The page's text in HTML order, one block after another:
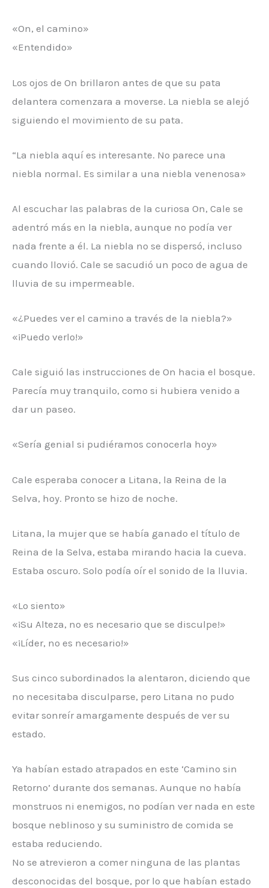
«On, el camino»
«Entendido»
Los ojos de On brillaron antes de que su pata
delantera comenzara a moverse. La niebla se alejó
siguiendo el movimiento de su pata.
“La niebla aquí es interesante. No parece una
niebla normal. Es similar a una niebla venenosa»
Al escuchar las palabras de la curiosa On, Cale se
adentró más en la niebla, aunque no podía ver
nada frente a él. La niebla no se dispersó, incluso
cuando llovió. Cale se sacudió un poco de agua de
lluvia de su impermeable.
«¿Puedes ver el camino a través de la niebla?»
«¡Puedo verlo!»
Cale siguió las instrucciones de On hacia el bosque.
Parecía muy tranquilo, como si hubiera venido a
dar un paseo.
«Sería genial si pudiéramos conocerla hoy»
Cale esperaba conocer a Litana, la Reina de la
Selva, hoy. Pronto se hizo de noche.
Litana, la mujer que se había ganado el título de
Reina de la Selva, estaba mirando hacia la cueva.
Estaba oscuro. Solo podía oír el sonido de la lluvia.
«Lo siento»
«¡Su Alteza, no es necesario que se disculpe!»
«¡Líder, no es necesario!»
Sus cinco subordinados la alentaron, diciendo que
no necesitaba disculparse, pero Litana no pudo
evitar sonreír amargamente después de ver su
estado.
Ya habían estado atrapados en este ‘Camino sin
Retorno’ durante dos semanas. Aunque no había
monstruos ni enemigos, no podían ver nada en este
bosque neblinoso y su suministro de comida se
estaba reduciendo.
No se atrevieron a comer ninguna de las plantas
desconocidas del bosque, por lo que habían estado